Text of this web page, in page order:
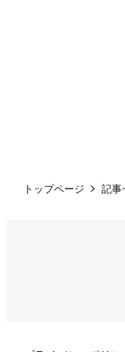
トップページ 記事